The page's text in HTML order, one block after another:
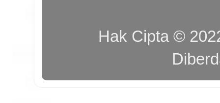
Hak Cipta ©